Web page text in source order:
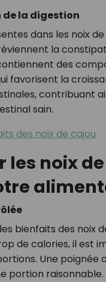
la digestion
dans les noix
la
des
favorisent la
contribuant
sain.
des noix de cajou
les noix
bienfaits des noix
de calories, il est
Une poignée
portion raisonnable.